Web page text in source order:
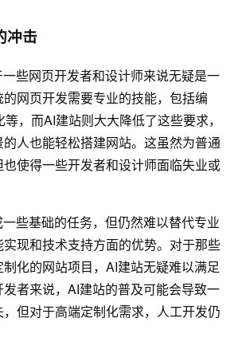
冲击
些网页开发者和设计师来说无疑是一
网页开发需要专业的技能，包括编
，而AI建站则大大降低了这些要求，
人也能轻松搭建网站。这虽然为普通
使得一些开发者和设计师面临失业或
些基础的任务，但仍然难以替代专业
现和技术支持方面的优势。对于那些
化的网站项目，AI建站无疑难以满足
者来说，AI建站的普及可能会导致一
但对于高端定制化需求，人工开发仍